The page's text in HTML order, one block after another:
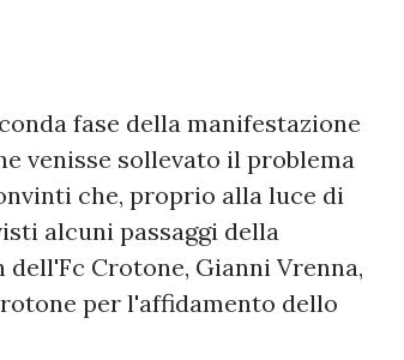
fase della manifestazione
venisse sollevato il problema
che, proprio alla luce di
alcuni passaggi della
Crotone, Gianni Vrenna,
per l'affidamento dello